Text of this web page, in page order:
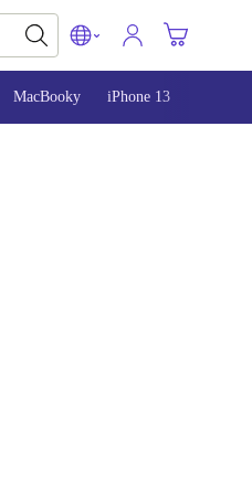
MacBooky iPhone 13